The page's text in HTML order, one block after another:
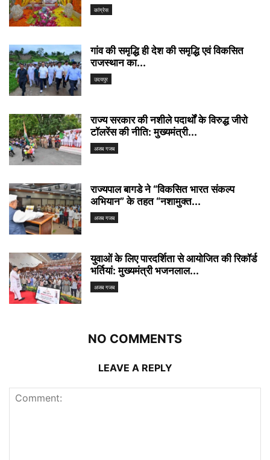
कांग्रेस
गांव की समृद्धि ही देश की समृद्धि एवं विकसित
राजस्थान का...
उदयपुर
राज्य सरकार की नशीले पदार्थों के विरुद्ध जीरो
टॉलरेंस की नीति: मुख्यमंत्री...
अजब गजब
राज्यपाल बागडे ने “विकसित भारत संकल्प
अभियान” के तहत “नशामुक्त...
अजब गजब
युवाओं के लिए पारदर्शिता से आयोजित की रिकॉर्ड
भर्तियां: मुख्यमंत्री भजनलाल...
अजब गजब
NO COMMENTS
LEAVE A REPLY